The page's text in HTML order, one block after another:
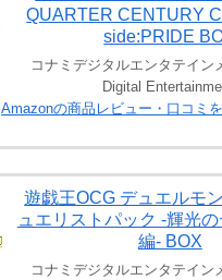
QUARTER CENTURY
side:PRIDE
コナミデジタルエンタテイン
Digital
Amazonの商品レビュー・口コミ
遊戯王OCG デュエルモ
ュエリストパック -輝光
編- BOX
コナミデジタルエンタテイン